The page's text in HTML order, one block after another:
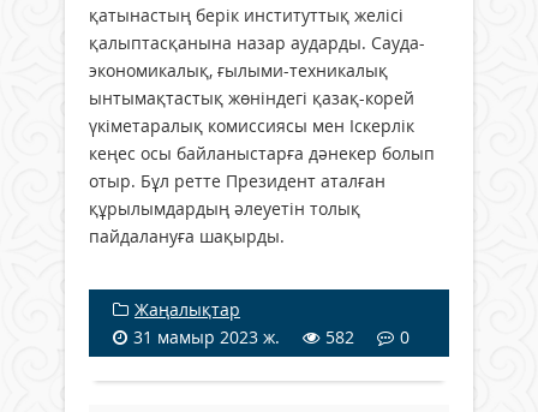
қатынастың берік институттық желісі
қалыптасқанына назар аударды. Сауда-
экономикалық, ғылыми-техникалық
ынтымақтастық жөніндегі қазақ-корей
үкіметаралық комиссиясы мен Іскерлік
кеңес осы байланыстарға дәнекер болып
отыр. Бұл ретте Президент аталған
құрылымдардың әлеуетін толық
пайдалануға шақырды.
Жаңалықтар
31 мамыр 2023 ж.
582 0